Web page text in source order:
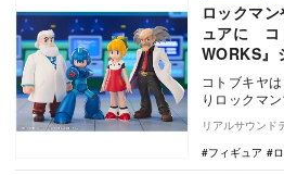
ロックマ
ュアに コ
WORKS』
コトブキヤ
りロックマ
スケールフ
…
リアルサウンド
フィギュア